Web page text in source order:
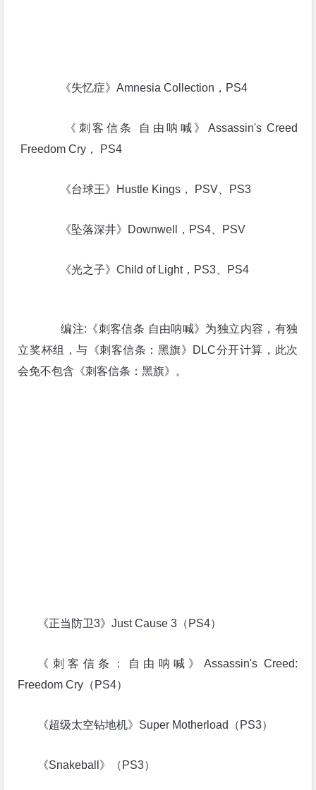
《失忆症》Amnesia Collection，PS4
《刺客信条 自由呐喊》Assassin's Creed
Freedom Cry， PS4
《台球王》Hustle Kings， PSV、PS3
《坠落深井》Downwell，PS4、PSV
《光之子》Child of Light，PS3、PS4
编注:《刺客信条 自由呐喊》为独立内容，有独
立奖杯组，与《刺客信条：黑旗》DLC分开计算，此次
会免不包含《刺客信条：黑旗》。
《正当防卫3》Just Cause 3（PS4）
《刺客信条：自由呐喊》Assassin's Creed:
Freedom Cry（PS4）
《超级太空钻地机》Super Motherload（PS3）
《Snakeball》（PS3）